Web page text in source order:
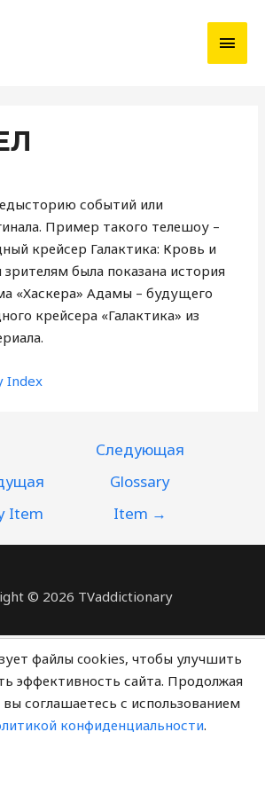
событий или
Пример такого телешоу –
крейсер Галактика: Кровь и
была показана история
«Хаскера» Адамы – будущего
крейсера «Галактика» из
Index
Item
Следующая
Glossary
Item →
© 2026 TVaddictionary
файлы cookies, чтобы улучшить
эффективность сайта. Продолжая
соглашаетесь с использованием
конфиденциальности.